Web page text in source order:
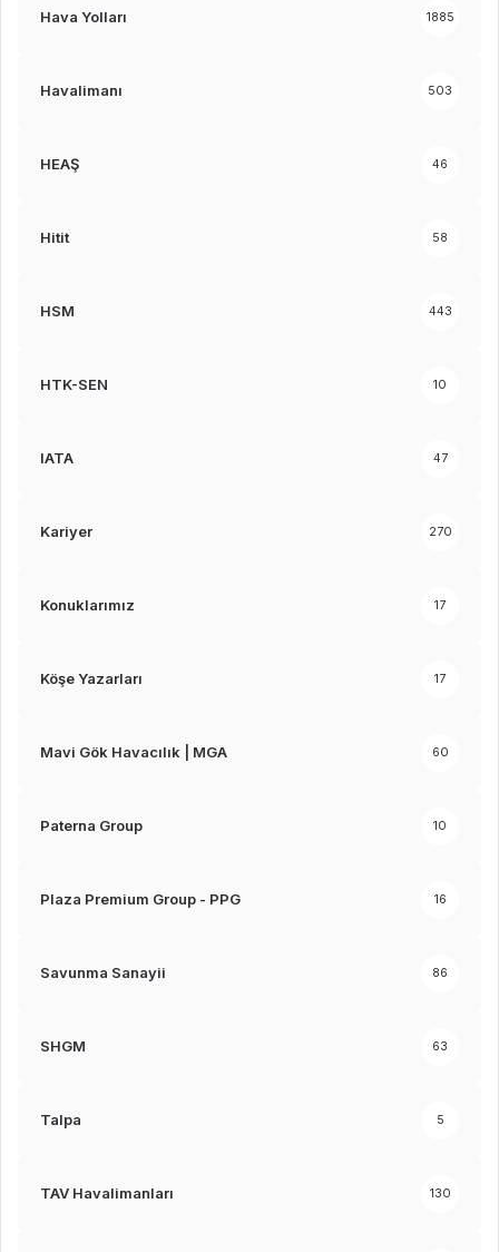
Hava Yolları 1885
Havalimanı 503
HEAŞ 46
Hitit 58
HSM 443
HTK-SEN 10
IATA 47
Kariyer 270
Konuklarımız 17
Köşe Yazarları 17
Mavi Gök Havacılık | MGA 60
Paterna Group 10
Plaza Premium Group - PPG 16
Savunma Sanayii 86
SHGM 63
Talpa 5
TAV Havalimanları 130